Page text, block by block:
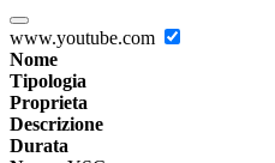
www.youtube.com
Nome
Tipologia
Proprieta
Descrizione
Durata